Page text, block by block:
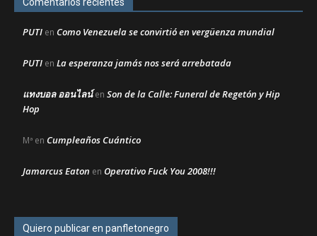
PUTI en Como Venezuela se convirtió en vergüenza mundial
PUTI en La esperanza jamás nos será arrebatada
แทงบอล ออนไลน์en Son de la Calle: Funeral de Regetón y Hip
Hop
Mª en Cumpleaños Cuántico
Jamarcus Eaton en Operativo Fuck You 2008!!!
Quiero publicar en panfletonegro